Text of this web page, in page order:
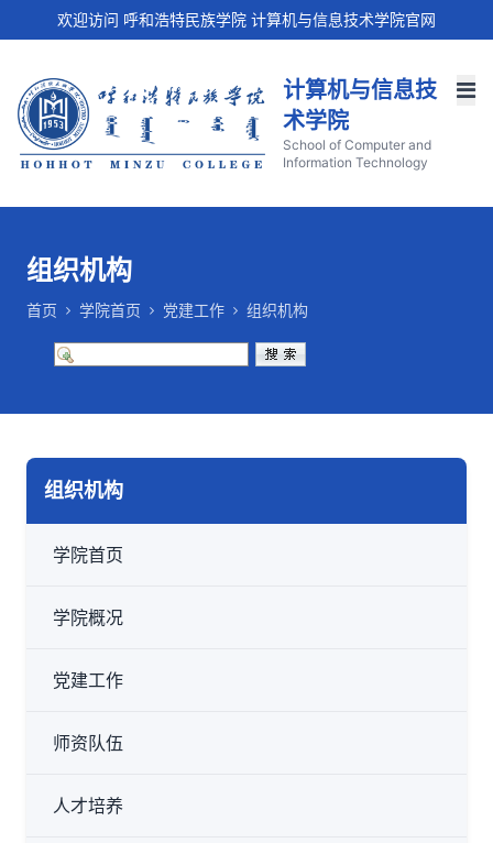
欢迎访问 呼和浩特民族学院 计算机与信息技术学院官网
计算机与信息技
术学院
School of Computer and
Information Technology
组织机构
首页 学院首页 党建工作 组织机构
组织机构
学院首页
学院概况
党建工作
师资队伍
人才培养